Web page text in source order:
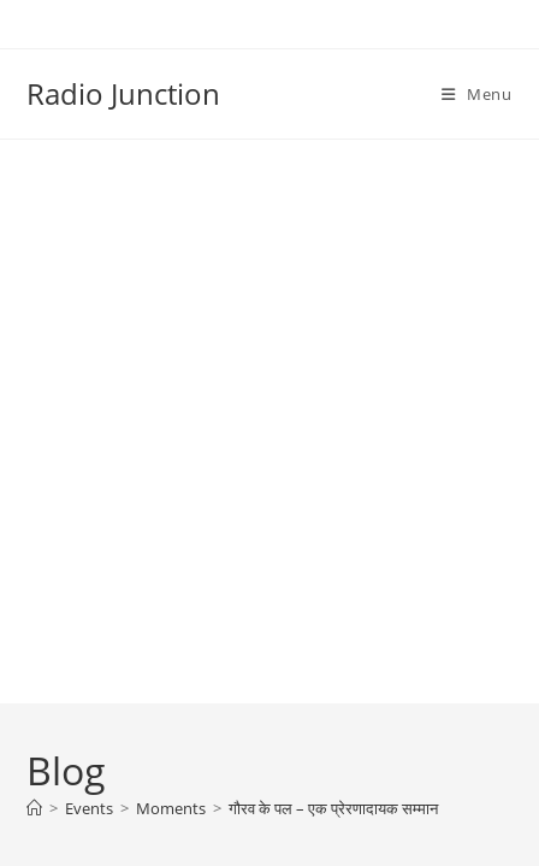
Radio Junction Menu
Blog
> Events > Moments > गौरव के पल – एक प्रेरणादायक सम्मान